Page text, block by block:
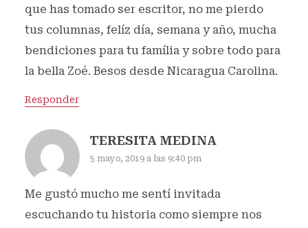
que has tomado ser escritor, no me pierdo
tus columnas, felíz día, semana y año, mucha
bendiciones para tu família y sobre todo para
la bella Zoé. Besos desde Nicaragua Carolina.
Responder
TERESITA MEDINA
5 mayo, 2019 a las 9:40 pm
Me gustó mucho me sentí invitada
escuchando tu historia como siempre nos